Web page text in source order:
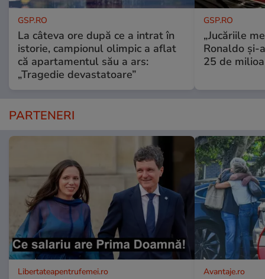
GSP.RO
La câteva ore după ce a intrat în
istorie, campionul olimpic a aflat
că apartamentul său a ars:
„Tragedie devastatoare”
GSP.RO
„Jucăriile
Ronaldo și-
25 de
PARTENERI
Libertateapentrufemei.ro Avantaje.ro